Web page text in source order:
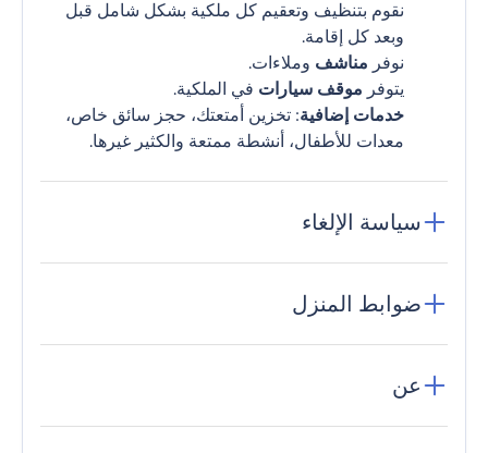
نقوم بتنظيف وتعقيم كل ملكية بشكل شامل قبل
وبعد كل إقامة.
نوفر مناشف وملاءات.
يتوفر موقف سيارات في الملكية.
خدمات إضافية: تخزين أمتعتك، حجز سائق خاص،
معدات للأطفال، أنشطة ممتعة والكثير غيرها.
سياسة الإلغاء
ضوابط المنزل
عن